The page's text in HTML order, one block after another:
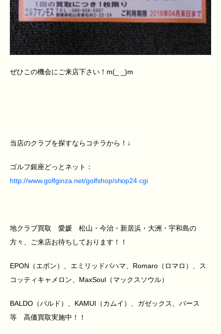
ぜひこの機会にご来店下さい！m(_ _)m
当店のクラブを探すならコチラから！↓
ゴルフ銀座どっとネット：
http://www.golfginza.net/golfshop/shop24.cgi
地クラブ買取 愛媛 松山・今治・新居浜・大洲・宇和島の
方々、ご来店お待ちしております！！
EPON（エポン）、エミリッドバハマ、Romaro（ロマロ）、ス
コッティキャメロン、MaxSoul（マックスソウル）
BALDO（バルド）、KAMUI（カムイ）、ガゼックス、バース
等 高価買取実施中！！